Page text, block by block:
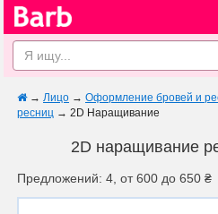
→ Лицо → Оформление бровей и
ресниц → 2D Наращивание
2D наращивание
Предложений: 4, от 600 до 650 ₴